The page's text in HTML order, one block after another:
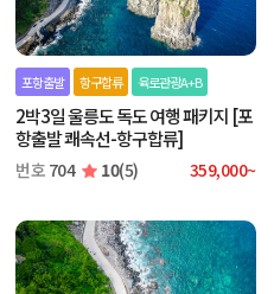
포항출발 항구합류 육로관광A+B
2박3일 울릉도 독도 여행 패키지 [포
항출발 쾌속선-항구합류]
번호 704 10(5) 359,000~